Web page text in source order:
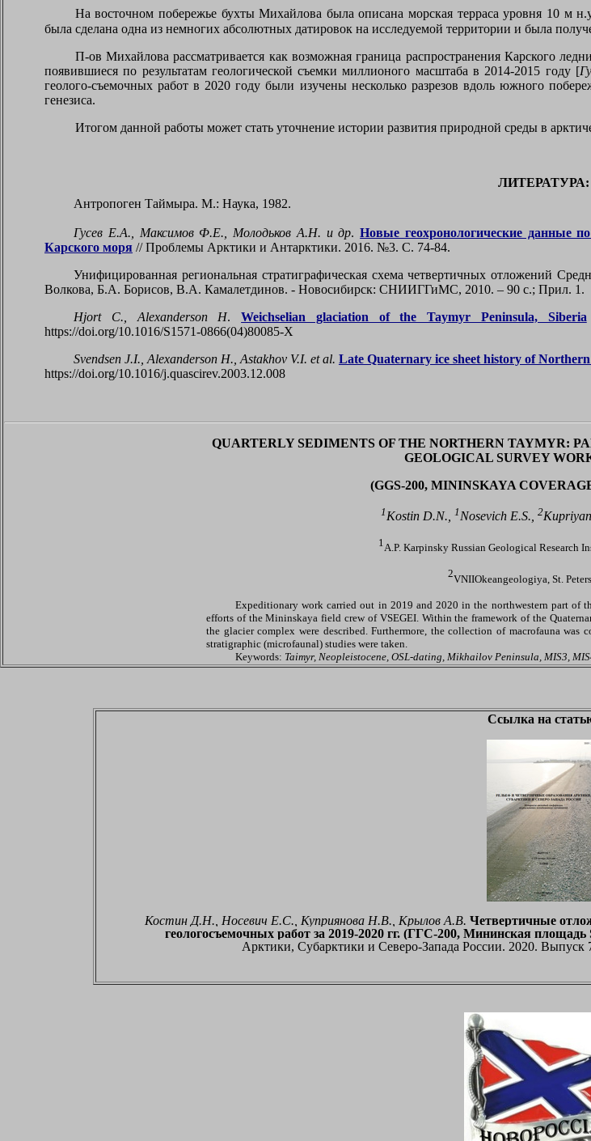
На восточном побережье бухты Михайлова была описана морская терраса уровня 10 м
была сделана одна из немногих абсолютных датировок на исследуемой территории и была
П-ов Михайлова рассматривается как возможная граница распространения Карского
появившиеся по результатам геологической съемки миллионого масштаба в 2014-2015 году [
геолого-съемочных работ в 2020 году были изучены несколько разрезов вдоль южного
генезиса.
Итогом данной работы может стать уточнение истории развития природной среды в
ЛИТЕРАТУРА:
Антропоген Таймыра. М.: Наука, 1982.
Гусев Е.А., Максимов Ф.Е., Молодьков А.Н. и др.Новые геохронологические данные
Карского моря // Проблемы Арктики и Антарктики. 2016. №3. С. 74-84.
Унифицированная региональная стратиграфическая схема четвертичных отложений
Волкова, Б.А. Борисов, В.А. Камалетдинов. - Новосибирск: СНИИГГиМС, 2010. – 90 с.; Прил. 1.
Hjort C., Alexanderson H.Weichselian glaciation of the Taymyr Peninsula, Siberia
https://doi.org/10.1016/S1571-0866(04)80085-X
Svendsen J.I., Alexanderson H., Astakhov V.I. et al. Late Quaternary ice sheet history of
https://doi.org/10.1016/j.quascirev.2003.12.008
QUARTERLY SEDIMENTS OF THE NORTHERN TAYMYR:
GEOLOGICAL SURVEY
(GGS-200, MININSKAYA
1 Kostin D.N., 1 Nosevich E.S., 2
1 A.P. Karpinsky Russian Geological Research
2VNIIOkeangeologiya, St.
Expeditionary work carried out in 2019 and 2020 in the northwestern part of
efforts of the Mininskaya field crew of VSEGEI. Within the framework of the
the glacier complex were described. Furthermore, the collection of macrofauna was
stratigraphic (microfaunal) studies were taken.
Keywords: Taimyr, Neopleistocene, OSL-dating, Mikhailov Peninsula, MIS3,
Ссылка на
Костин Д.Н., Носевич Е.С., Куприянова Н.В., Крылов А.В. Четвертичные
геологосъемочных работ за 2019-2020 гг. (ГГС-200, Мининская
Арктики, Субарктики и Северо-Запада России. 2020. Выпуск